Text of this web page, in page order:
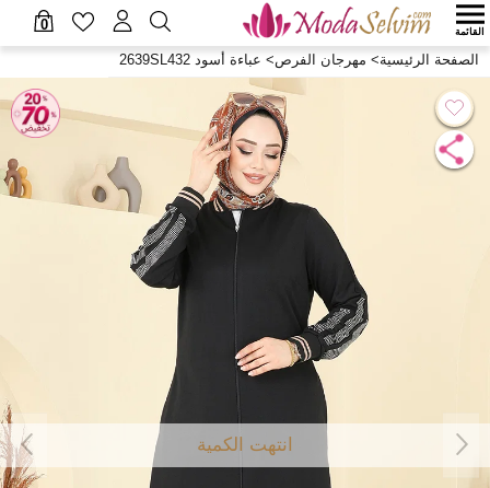
0 القائمة
الصفحة الرئيسية> مهرجان الفرص> عباءة أسود 2639SL432
انتهت الكمية